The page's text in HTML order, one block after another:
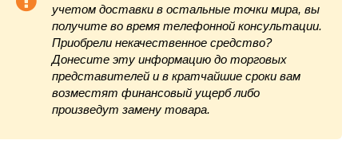
учетом доставки в остальные точки мира, вы
получите во время телефонной консультации.
Приобрели некачественное средство?
Донесите эту информацию до торговых
представителей и в кратчайшие сроки вам
возместят финансовый ущерб либо
произведут замену товара.